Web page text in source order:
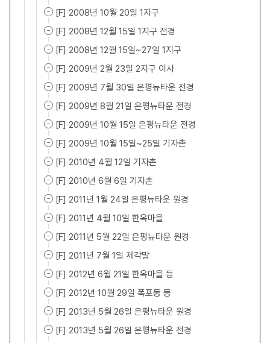
[F] 2008년 10월 20일 1지구
[F] 2008년 12월 15일 1지구 전경
[F] 2008년 12월 15일~27일 1지구
[F] 2009년 2월 23일 2지구 이사
[F] 2009년 7월 30일 은평뉴타운 전경
[F] 2009년 8월 21일 은평뉴타운 전경
[F] 2009년 10월 15일 은평뉴타운 전경
[F] 2009년 10월 15일~25일 기자촌
[F] 2010년 4월 12일 기자촌
[F] 2010년 6월 6일 기자촌
[F] 2011년 1월 24일 은평뉴타운 원경
[F] 2011년 4월 10일 한옥마을
[F] 2011년 5월 22일 은평뉴타운 원경
[F] 2011년 7월 1일 제각말
[F] 2012년 6월 21일 한옥마을 등
[F] 2012년 10월 29일 폭포동 등
[F] 2013년 5월 26일 은평뉴타운 원경
[F] 2013년 5월 26일 은평뉴타운 전경